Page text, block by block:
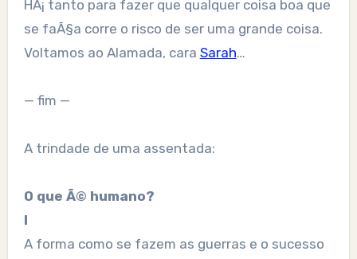
HÃ¡ tanto para fazer que qualquer coisa boa que
se faÃ§a corre o risco de ser uma grande coisa.
Voltamos ao Alamada, cara Sarah…
— fim —
A trindade de uma assentada:
O que Ã© humano?
I
A forma como se fazem as guerras e o sucesso